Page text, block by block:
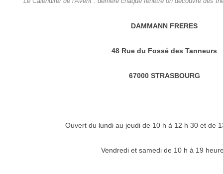
DAMMANN FRERES
48 Rue du Fossé des Tanneurs
67000 STRASBOURG
Ouvert du lundi au jeudi de 10 h à 12 h 30 et de
Vendredi et samedi de 10 h à 19